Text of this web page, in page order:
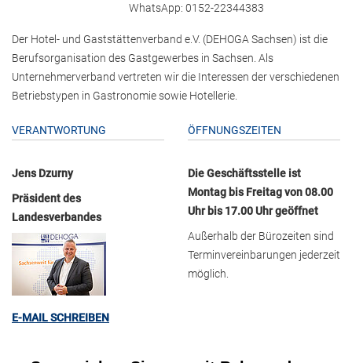
WhatsApp: 0152-22344383
Der Hotel- und Gaststättenverband e.V. (DEHOGA Sachsen) ist die
Berufsorganisation des Gastgewerbes in Sachsen. Als
Unternehmerverband vertreten wir die Interessen der verschiedenen
Betriebstypen in Gastronomie sowie Hotellerie.
VERANTWORTUNG
Jens Dzurny
Präsident des
Landesverbandes
E-MAIL SCHREIBEN
ÖFFNUNGSZEITEN
Die Geschäftsstelle ist
Montag bis Freitag von 08.00
Uhr bis 17.00 Uhr geöffnet
Außerhalb der Bürozeiten sind
Terminvereinbarungen jederzeit
möglich.